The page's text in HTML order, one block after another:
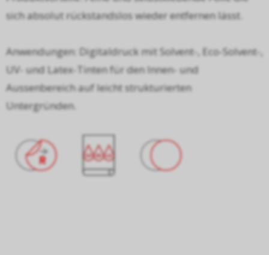
sich absolut rückstandslos wieder entfernen lässt.
Anwendungen: Digitaldruck mit Solvent-, Eco-Solvent-,
UV- und Latex-Tinten für den Innen- und
Aussenbereich auf leicht strukturierten
Untergründen.